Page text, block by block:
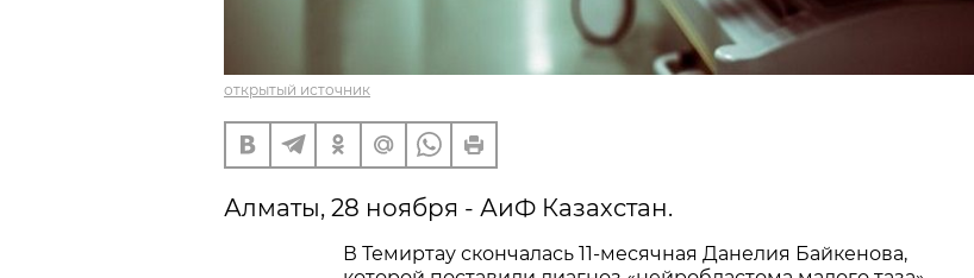
открытый источник
Алматы, 28 ноября - АиФ Казахстан.
В Темиртау скончалась 11-месячная Данелия Байкенова,